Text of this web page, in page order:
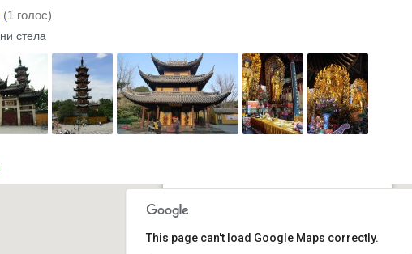
(1 голос)
стела
Китай, Шанхай
This page can't load Google Maps correctly.